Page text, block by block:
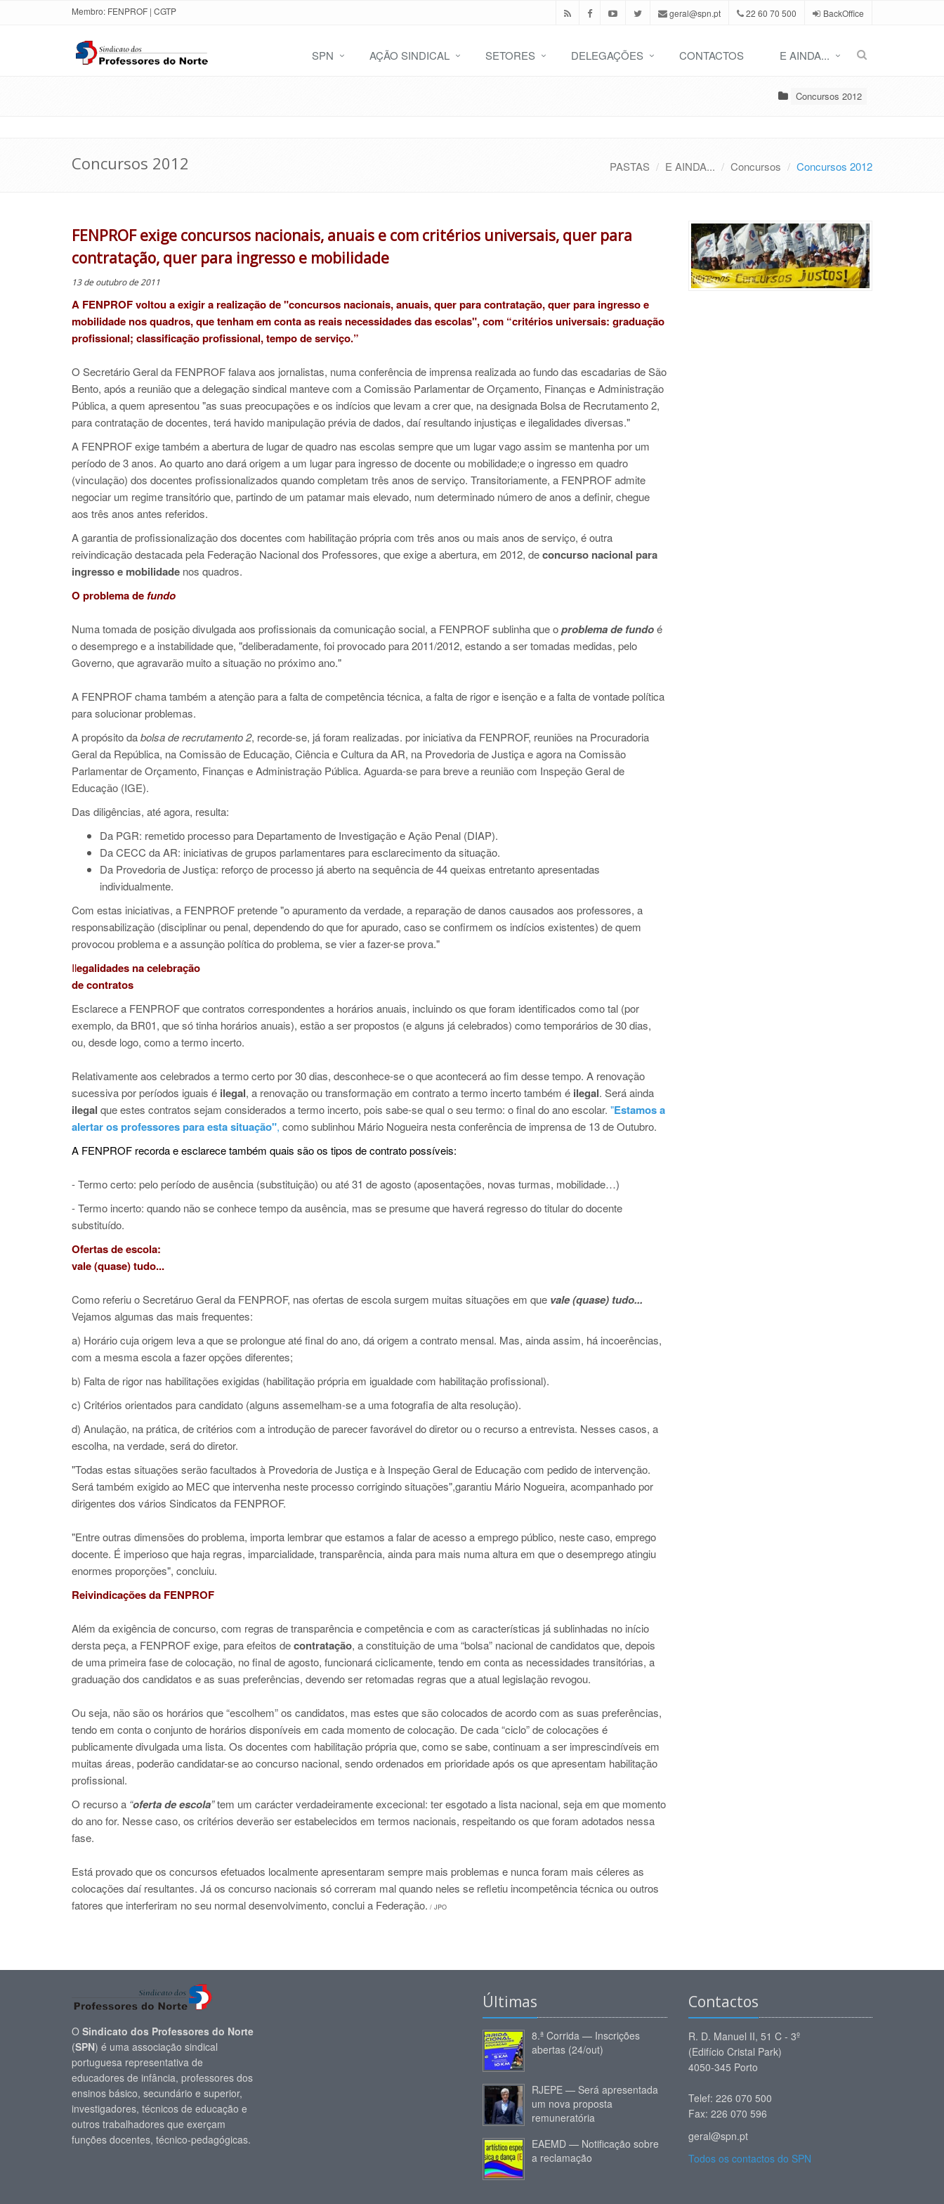
Membro: FENPROF | CGTP geral@spn.pt 22 60 70 500 BackOffice
SPN AÇÃO SINDICAL SETORES DELEGAÇÕES CONTACTOS E AINDA...
Concursos 2012
Concursos 2012 PASTAS E AINDA... Concursos Concursos 2012
FENPROF exige concursos nacionais, anuais e com critérios universais, quer para
contratação, quer para ingresso e mobilidade
13 de outubro de 2011
A FENPROF voltou a exigir a realização de "concursos nacionais, anuais, quer para contratação, quer para ingresso e
mobilidade nos quadros, que tenham em conta as reais necessidades das escolas", com “critérios universais: graduação
profissional; classificação profissional, tempo de serviço.”
O Secretário Geral da FENPROF falava aos jornalistas, numa conferência de imprensa realizada ao fundo das escadarias de São
Bento, após a reunião que a delegação sindical manteve com a Comissão Parlamentar de Orçamento, Finanças e Administração
Pública, a quem apresentou "as suas preocupações e os indícios que levam a crer que, na designada Bolsa de Recrutamento 2,
para contratação de docentes, terá havido manipulação prévia de dados, daí resultando injustiças e ilegalidades diversas."
A FENPROF exige também a abertura de lugar de quadro nas escolas sempre que um lugar vago assim se mantenha por um
período de 3 anos. Ao quarto ano dará origem a um lugar para ingresso de docente ou mobilidade;e o ingresso em quadro
(vinculação) dos docentes profissionalizados quando completam três anos de serviço. Transitoriamente, a FENPROF admite
negociar um regime transitório que, partindo de um patamar mais elevado, num determinado número de anos a definir, chegue
aos três anos antes referidos.
A garantia de profissionalização dos docentes com habilitação própria com três anos ou mais anos de serviço, é outra
reivindicação destacada pela Federação Nacional dos Professores, que exige a abertura, em 2012, deconcurso nacional para
ingresso e mobilidade nos quadros.
O problema defundo
Numa tomada de posição divulgada aos profissionais da comunicaçâo social, a FENPROF sublinha que oproblema de fundoé
o desemprego e a instabilidade que, "deliberadamente, foi provocado para 2011/2012, estando a ser tomadas medidas, pelo
Governo, que agravarão muito a situação no próximo ano."
A FENPROF chama também a atenção para a falta de competência técnica, a falta de rigor e isenção e a falta de vontade política
para solucionar problemas.
A propósito dabolsa de recrutamento 2, recorde-se, já foram realizadas. por iniciativa da FENPROF, reuniões na Procuradoria
Geral da República, na Comissão de Educação, Ciência e Cultura da AR, na Provedoria de Justiça e agora na Comissão
Parlamentar de Orçamento, Finanças e Administração Pública. Aguarda-se para breve a reunião com Inspeção Geral de
Educação (IGE).
Das diligências, até agora, resulta:
Da PGR: remetido processo para Departamento de Investigação e Ação Penal (DIAP).
Da CECC da AR: iniciativas de grupos parlamentares para esclarecimento da situação.
Da Provedoria de Justiça: reforço de processo já aberto na sequência de 44 queixas entretanto apresentadas
individualmente.
Com estas iniciativas, a FENPROF pretende "o apuramento da verdade, a reparação de danos causados aos professores, a
responsabilização (disciplinar ou penal, dependendo do que for apurado, caso se confirmem os indícios existentes) de quem
provocou problema e a assunção política do problema, se vier a fazer-se prova."
Ilegalidades na celebração
de contratos
Esclarece a FENPROF que contratos correspondentes a horários anuais, incluindo os que foram identificados como tal (por
exemplo, da BR01, que só tinha horários anuais), estão a ser propostos (e alguns já celebrados) como temporários de 30 dias,
ou, desde logo, como a termo incerto.
Relativamente aos celebrados a termo certo por 30 dias, desconhece-se o que acontecerá ao fim desse tempo. A renovação
sucessiva por períodos iguais é ilegal, a renovação ou transformação em contrato a termo incerto também é ilegal. Será ainda
ilegal que estes contratos sejam considerados a termo incerto, pois sabe-se qual o seu termo: o final do ano escolar. "Estamos a
alertar os professores para esta situação", como sublinhou Mário Nogueira nesta conferência de imprensa de 13 de Outubro.
A FENPROF recorda e esclarece também quais são os tipos de contrato possíveis:
- Termo certo: pelo período de ausência (substituição) ou até 31 de agosto (aposentações, novas turmas, mobilidade…)
- Termo incerto: quando não se conhece tempo da ausência, mas se presume que haverá regresso do titular do docente
substituído.
Ofertas de escola:
vale (quase) tudo...
Como referiu o Secretáruo Geral da FENPROF, nas ofertas de escola surgem muitas situações em que vale (quase) tudo...
Vejamos algumas das mais frequentes:
a) Horário cuja origem leva a que se prolongue até final do ano, dá origem a contrato mensal. Mas, ainda assim, há incoerências,
com a mesma escola a fazer opções diferentes;
b) Falta de rigor nas habilitações exigidas (habilitação própria em igualdade com habilitação profissional).
c) Critérios orientados para candidato (alguns assemelham-se a uma fotografia de alta resolução).
d) Anulação, na prática, de critérios com a introdução de parecer favorável do diretor ou o recurso a entrevista. Nesses casos, a
escolha, na verdade, será do diretor.
"Todas estas situações serão facultados à Provedoria de Justiça e à Inspeção Geral de Educação com pedido de intervenção.
Será também exigido ao MEC que intervenha neste processo corrigindo situações",garantiu Mário Nogueira, acompanhado por
dirigentes dos vários Sindicatos da FENPROF.
"Entre outras dimensões do problema, importa lembrar que estamos a falar de acesso a emprego público, neste caso, emprego
docente. É imperioso que haja regras, imparcialidade, transparência, ainda para mais numa altura em que o desemprego atingiu
enormes proporções", concluiu.
Reivindicações da FENPROF
Além da exigência de concurso, com regras de transparência e competência e com as características já sublinhadas no início
dersta peça, a FENPROF exige, para efeitos decontratação, a constituição de uma “bolsa” nacional de candidatos que, depois
de uma primeira fase de colocação, no final de agosto, funcionará ciclicamente, tendo em conta as necessidades transitórias, a
graduação dos candidatos e as suas preferências, devendo ser retomadas regras que a atual legislação revogou.
Ou seja, não são os horários que “escolhem” os candidatos, mas estes que são colocados de acordo com as suas preferências,
tendo em conta o conjunto de horários disponíveis em cada momento de colocação. De cada “ciclo” de colocações é
publicamente divulgada uma lista. Os docentes com habilitação própria que, como se sabe, continuam a ser imprescindíveis em
muitas áreas, poderão candidatar-se ao concurso nacional, sendo ordenados em prioridade após os que apresentam habilitação
profissional.
O recurso a “oferta de escola”tem um carácter verdadeiramente excecional: ter esgotado a lista nacional, seja em que momento
do ano for. Nesse caso, os critérios deverão ser estabelecidos em termos nacionais, respeitando os que foram adotados nessa
fase.
Está provado que os concursos efetuados localmente apresentaram sempre mais problemas e nunca foram mais céleres as
colocações daí resultantes. Já os concurso nacionais só correram mal quando neles se refletiu incompetência técnica ou outros
fatores que interferiram no seu normal desenvolvimento, conclui a Federação. / JPO
O Sindicato dos Professores do Norte
(SPN) é uma associação sindical
portuguesa representativa de
educadores de infância, professores dos
ensinos básico, secundário e superior,
investigadores, técnicos de educação e
outros trabalhadores que exerçam
funções docentes, técnico-pedagógicas.
Últimas
8.ª Corrida — Inscrições
abertas (24/out)
RJEPE — Será apresentada
um nova proposta
remuneratória
EAEMD — Notificação sobre
a reclamação
Contactos
R. D. Manuel II, 51 C - 3º
(Edifício Cristal Park)
4050-345 Porto
Telef: 226 070 500
Fax: 226 070 596
geral@spn.pt
Todos os contactos do SPN